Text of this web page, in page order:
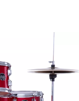
y percusión